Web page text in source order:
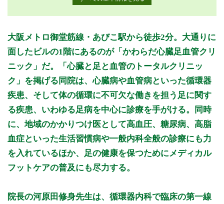
診療時間 月曜日
火 火曜日
水水曜日
木 木曜日
金金曜日
土 土曜日
日 日曜日
祝
9:00〜12:00
● ● ● ● ●
●
14:00〜18:00
● ●
●
14:00〜18:30
●
休診日：日、祝
備考：14:00～16:00は(フットケア外来)となっております。
※診療時間や臨時休診・診療内容等について、事前に必ず医療
機関ホームページ、またはお電話にてご確認ください。
>>病院なびで医療機関の詳細を見る
大阪メトロ御堂筋線・あびこ駅から徒歩2分。大通りに
面したビルの1階にあるのが「かわらだ心臓足血管クリ
ニック」だ。「心臓と足と血管のトータルクリニッ
ク」を掲げる同院は、心臓病や血管病といった循環器
疾患、そして体の循環に不可欠な働きを担う足に関す
る疾患、いわゆる足病を中心に診療を手がける。同時
に、地域のかかりつけ医として高血圧、糖尿病、高脂
血症といった生活習慣病や一般内科全般の診療にも力
を入れているほか、足の健康を保つためにメディカル
フットケアの普及にも尽力する。
院長の河原田修身先生は、循環器内科で臨床の第一線